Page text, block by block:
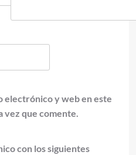
electrónico y web en este
vez que comente.
con los siguientes